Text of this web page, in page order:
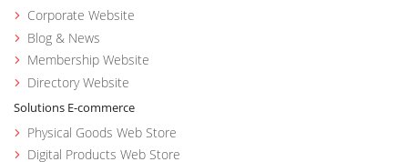
Corporate Website
Blog & News
Membership Website
Directory Website
Solutions E-commerce
Physical Goods Web Store
Digital Products Web Store